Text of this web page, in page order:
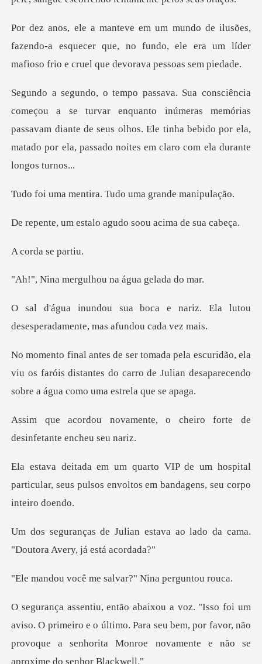
fazendo-a esquecer que, no fundo, ele era um líder
m
anto inúmeras memórias
passavam diante de seus olhos. Ele tinha bebido por e
ira. Tudo uma gra
alo agudo soou aci
a se p
gulhou na água
nariz. Ela lutou
desesperadame
ela
viu os faróis distantes do carro de Julian desa
e, o cheiro forte de
desin
hospital
particular, seus pulsos envolto
estava ao lado da cama.
"Dou
me salvar?" Nina
primeiro e o último. Para seu bem, por favor, não
provoque a se